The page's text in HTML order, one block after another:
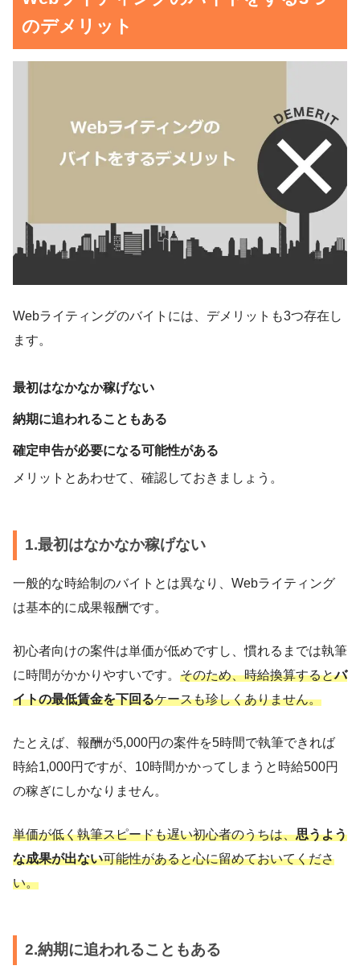
のデメリット
Webライティングのバイトには、デメリットも3つ存在し
ます。
最初はなかなか稼げない
納期に追われることもある
確定申告が必要になる可能性がある
メリットとあわせて、確認しておきましょう。
1.最初はなかなか稼げない
一般的な時給制のバイトとは異なり、Webライティング
は基本的に成果報酬です。
初心者向けの案件は単価が低めですし、慣れるまでは執筆
に時間がかかりやすいです。 そのため、時給換算するとバ
イトの最低賃金を下回るケースも珍しくありません。
たとえば、報酬が5,000円の案件を5時間で執筆できれば
時給1,000円ですが、10時間かかってしまうと時給500円
の稼ぎにしかなりません。
単価が低く執筆スピードも遅い初心者のうちは、思うよう
な成果が出ない可能性があると心に留めておいてくださ
い。
2.納期に追われることもある